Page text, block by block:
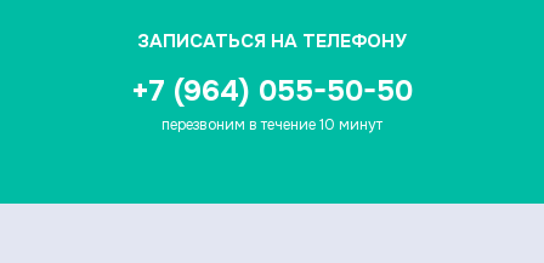
ЗАПИСАТЬСЯ НА ТЕЛЕФОНУ
+7 (964) 055-50-50
перезвоним в течение 10 минут